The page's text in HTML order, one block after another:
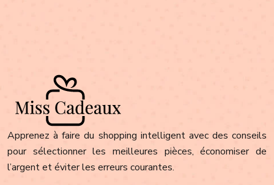
Apprenez à faire du shopping intelligent avec des conseils
pour sélectionner les meilleures pièces, économiser de
l’argent et éviter les erreurs courantes.